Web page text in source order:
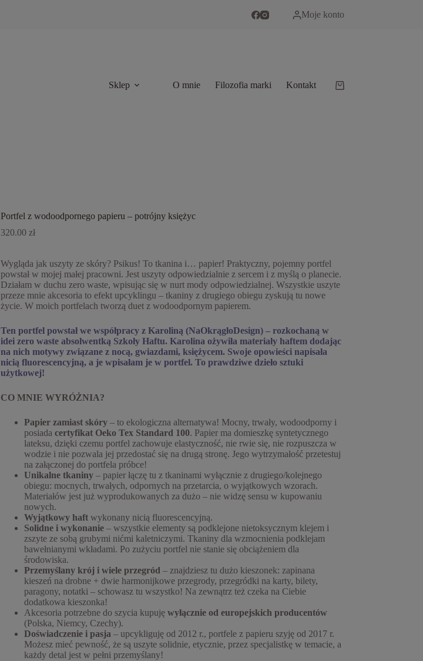
Moje konto
Sklep O mnie Filozofia marki Kontakt Koszyk
Portfel z wodoodpornego papieru – potrójny księżyc
320.00 zł
Wygląda jak uszyty ze skóry? Psikus! To tkanina i… papier! Praktyczny, pojemny portfel
powstał w mojej małej pracowni. Jest uszyty odpowiedzialnie z sercem i z myślą o planecie.
Działam w duchu zero waste, wpisując się w nurt mody odpowiedzialnej. Wszystkie uszyte
przeze mnie akcesoria to efekt upcyklingu – tkaniny z drugiego obiegu zyskują tu nowe
życie. W moich portfelach tworzą duet z wodoodpornym papierem.
Ten portfel powstał we współpracy z Karoliną (NaOkrągłoDesign) – rozkochaną w
idei zero waste absolwentką Szkoły Haftu. Karolina ożywiła materiały haftem dodając
na nich motywy związane z nocą, gwiazdami, księżycem. Swoje opowieści napisała
nicią fluorescencyjną, a je wpisałam je w portfel. To prawdziwe dzieło sztuki
użytkowej!
CO MNIE WYRÓŻNIA?
Papier zamiast skóry– to ekologiczna alternatywa! Mocny, trwały, wodoodporny i
posiada certyfikat Oeko Tex Standard 100. Papier ma domieszkę syntetycznego
lateksu, dzięki czemu portfel zachowuje elastyczność, nie rwie się, nie rozpuszcza w
wodzie i nie pozwala jej przedostać się na drugą stronę. Jego wytrzymałość przetestuj
na załączonej do portfela próbce!
Unikalne tkaniny– papier łączę tu z tkaninami wyłącznie z drugiego/kolejnego
obiegu: mocnych, trwałych, odpornych na przetarcia, o wyjątkowych wzorach.
Materiałów jest już wyprodukowanych za dużo – nie widzę sensu w kupowaniu
nowych.
Wyjątkowy haftwykonany nicią fluorescencyjną.
Solidne i wykonanie– wszystkie elementy są podklejone nietoksycznym klejem i
zszyte ze sobą grubymi nićmi kaletniczymi. Tkaniny dla wzmocnienia podklejam
bawełnianymi wkładami. Po zużyciu portfel nie stanie się obciążeniem dla
środowiska.
Przemyślany krój i wiele przegród – znajdziesz tu dużo kieszonek: zapinana
kieszeń na drobne + dwie harmonijkowe przegrody, przegródki na karty, bilety,
paragony, notatki – schowasz tu wszystko! Na zewnątrz też czeka na Ciebie
dodatkowa kieszonka!
Akcesoria potrzebne do szycia kupuję wyłącznie od europejskich producentów
(Polska, Niemcy, Czechy).
Doświadczenie i pasja – upcykliguję od 2012 r., portfele z papieru szyję od 2017 r.
Możesz mieć pewność, że są uszyte solidnie, etycznie, przez specjalistkę w temacie, a
każdy detal jest w pełni przemyślany!